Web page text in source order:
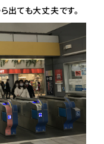
出ても大丈夫です。